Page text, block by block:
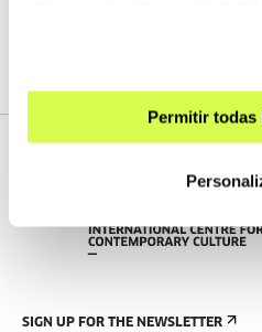
Permitir todas
SIGN UP FOR THE NEWSLETTER